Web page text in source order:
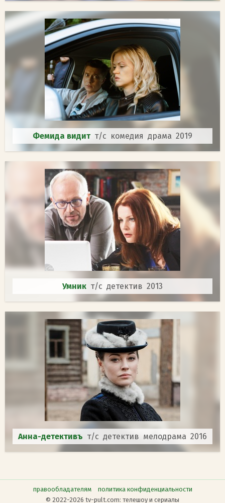
Фемида видит т/с комедия драма 2019
Умник т/с детектив 2013
Анна-детективъ т/с детектив мелодрама 2016
правообладателям
политика конфиденциальности
© 2022-2026 tv-pult.com: телешоу и сериалы